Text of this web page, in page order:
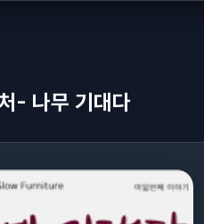
- 나무 기대다